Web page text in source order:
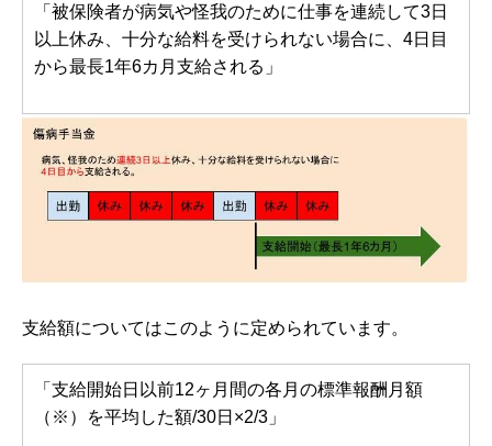
「被保険者が病気や怪我のために仕事を連続して3日
以上休み、十分な給料を受けられない場合に、4日目
から最長1年6カ月支給される」
支給額についてはこのように定められています。
「支給開始日以前12ヶ月間の各月の標準報酬月額
（※）を平均した額/30日×2/3」